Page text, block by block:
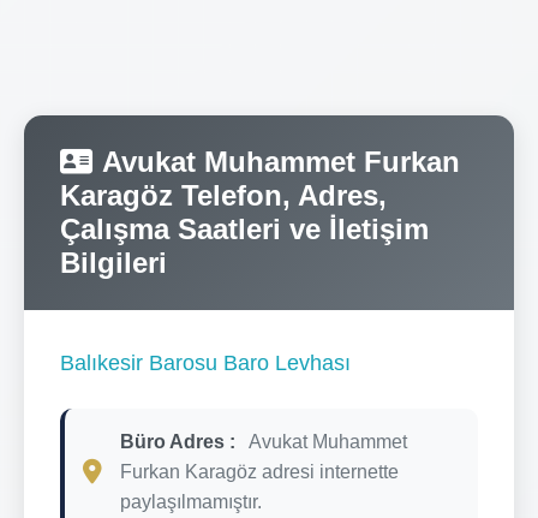
Avukat Muhammet Furkan
Karagöz Telefon, Adres,
Çalışma Saatleri ve İletişim
Bilgileri
Balıkesir Barosu Baro Levhası
Büro Adres :
Avukat Muhammet
Furkan Karagöz adresi internette
paylaşılmamıştır.